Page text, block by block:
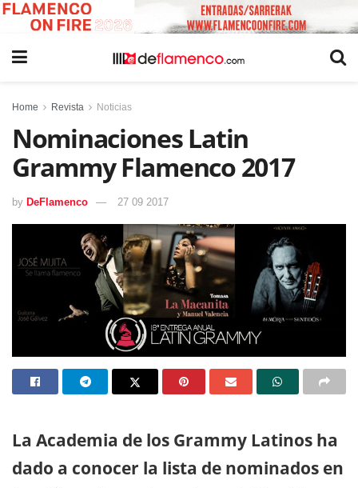
Home Revista Noticias
Nominaciones Latin
Grammy Flamenco 2017
by DeFlamenco 27 09 2017
La Academia de los Grammy Latinos ha
dado a conocer la lista de nominados en